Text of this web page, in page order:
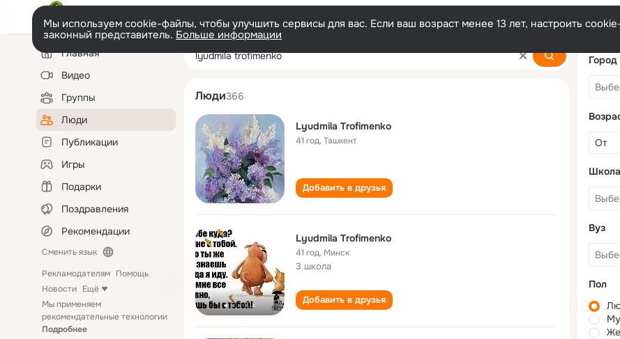
Мы используем cookie-файлы, чтобы улучшить сервисы для вас. Если ваш возраст менее 13 лет, настроить
законный представитель. Больше информации
Левая
колонкаГлавная
Видео
Группы
Люди
Публикации
Игры
Подарки
Поздравления
Рекомендации
Сменить язык
Рекламодателям Помощь
Новости Ещё
Мы применяем
рекомендательные технологии
Подробнее
lyudmila trofimenko
Люди366
Lyudmila Trofimenko
41 год,Ташкент
Добавить в друзья
Lyudmila Trofimenko
41 год, Минск
3 школа
Добавить в друзья
Школа
Вуз
Пол